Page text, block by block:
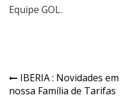
Equipe GOL.
IBERIA : Novidades em
nossa Família de Tarifas